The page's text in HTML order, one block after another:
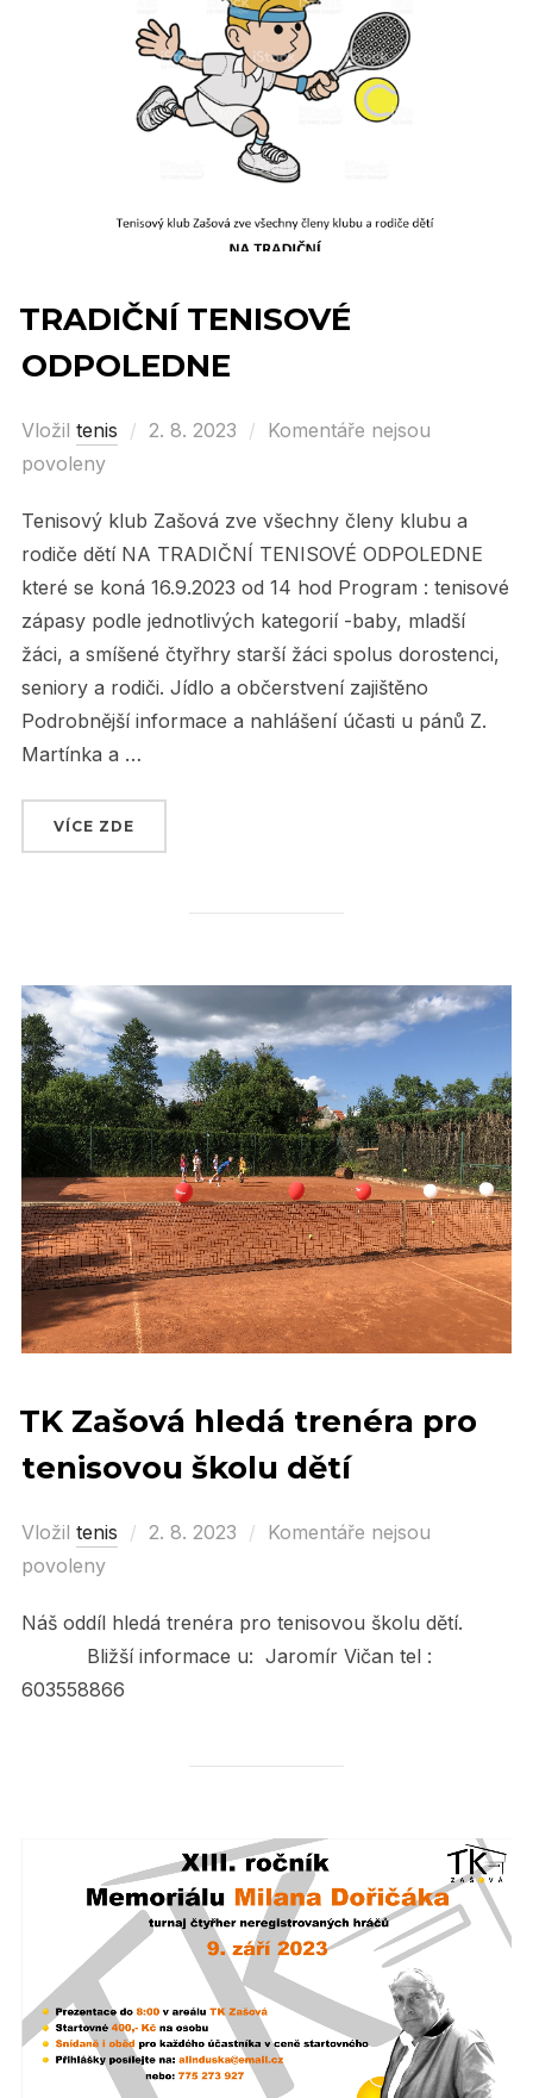
TRADIČNÍ TENISOVÉ
ODPOLEDNE
Vložil tenis
Posted
2. 8. 2023
Komentáře nejsou
povoleny
Tenisový klub Zašová zve všechny členy klubu a
rodiče dětí NA TRADIČNÍ TENISOVÉ ODPOLEDNE
které se koná 16.9.2023 od 14 hod Program : tenisové
zápasy podle jednotlivých kategorií -baby, mladší
žáci, a smíšené čtyřhry starší žáci spolus dorostenci,
seniory a rodiči. Jídlo a občerstvení zajištěno
Podrobnější informace a nahlášení účasti u pánů Z.
Martínka a …
VÍCE ZDE
TK Zašová hledá trenéra pro
tenisovou školu dětí
Vložil tenis
Posted
2. 8. 2023
Komentáře nejsou
povoleny
Náš oddíl hledá trenéra pro tenisovou školu dětí.
Bližší informace u: Jaromír Vičan tel :
603558866